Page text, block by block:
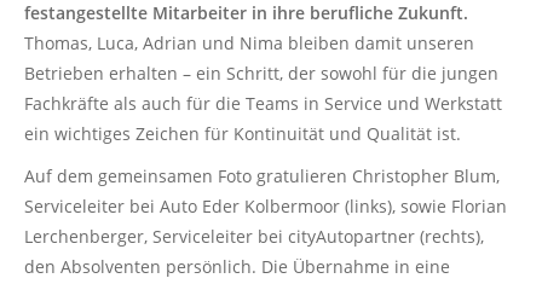
festangestellte Mitarbeiter in ihre berufliche Zukunft.
Thomas, Luca, Adrian und Nima bleiben damit unseren
Betrieben erhalten – ein Schritt, der sowohl für die jungen
Fachkräfte als auch für die Teams in Service und Werkstatt
ein wichtiges Zeichen für Kontinuität und Qualität ist.
Auf dem gemeinsamen Foto gratulieren Christopher Blum,
Serviceleiter bei Auto Eder Kolbermoor (links), sowie Florian
Lerchenberger, Serviceleiter bei cityAutopartner (rechts),
den Absolventen persönlich. Die Übernahme in eine